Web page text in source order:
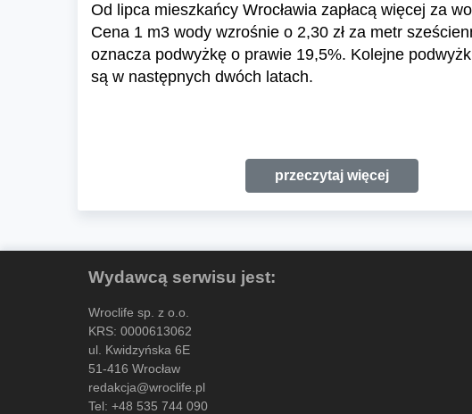
Od lipca mieszkańcy Wrocławia zapłacą więcej za
Cena 1 m3 wody wzrośnie o 2,30 zł za metr
oznacza podwyżkę o prawie 19,5%. Kolejne
są w następnych dwóch latach.
przeczytaj więcej
Wydawcą serwisu jest:
Wroclife sp. z o.o.
KRS: 0000613062
ul. Kwidzyńska 6E
51-416 Wrocław
redakcja@wroclife.pl
Tel: +48 535 744 090